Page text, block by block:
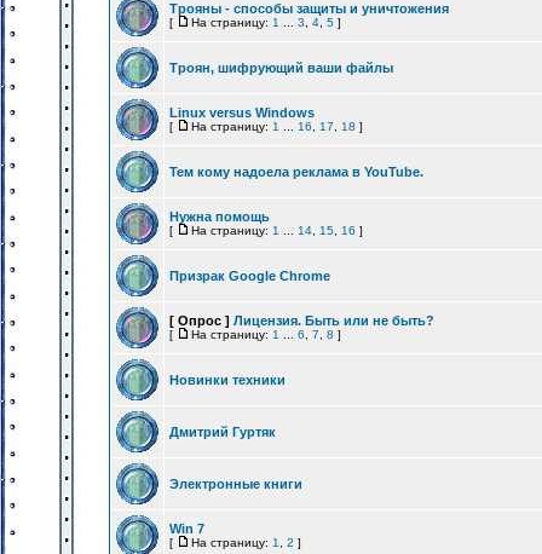
Трояны - способы защиты и уничтожения
[ На страницу: 1 3 4 5 ]
Троян, шифрующий ваши файлы
Linux versus Windows
[ На страницу: 1 16 17 18 ]
Тем кому надоела реклама в YouTube.
Нужна помощь
[ На страницу: 1 14 15 16 ]
Призрак Google Chrome
[ Опрос ] Лицензия. Быть или не быть?
[ На страницу: 1 6 7 8 ]
Новинки техники
Дмитрий Гуртяк
Электронные книги
Win 7
[ На страницу: 1 2 ]